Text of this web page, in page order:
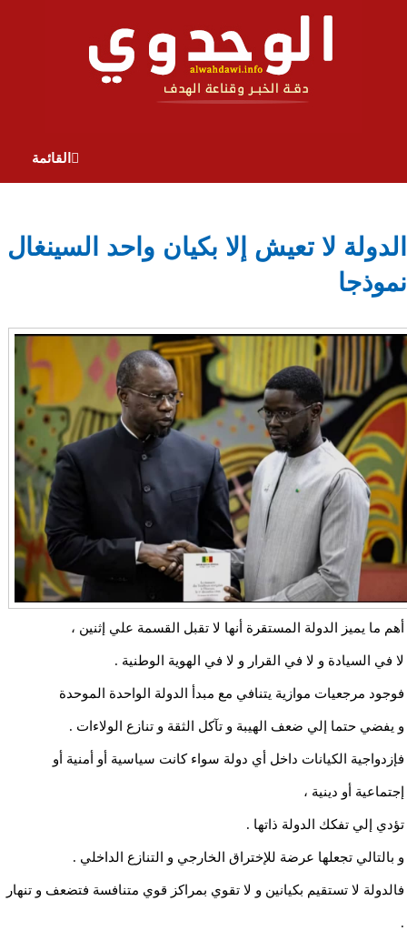
القائمة
الدولة لا تعيش إلا بكيان واحد السينغال
نموذجا
أهم ما يميز الدولة المستقرة أنها لا تقبل القسمة علي إثنين ،
لا في السيادة و لا في القرار و لا في الهوية الوطنية .
فوجود مرجعيات موازية يتنافي مع مبدأ الدولة الواحدة الموحدة
و يفضي حتما إلي ضعف الهيبة و تآكل الثقة و تنازع الولاءات .
فإزدواجية الكيانات داخل أي دولة سواء كانت سياسية أو أمنية أو
إجتماعية أو دينية ،
تؤدي إلي تفكك الدولة ذاتها .
و بالتالي تجعلها عرضة للإختراق الخارجي و التنازع الداخلي .
فالدولة لا تستقيم بكيانين و لا تقوي بمراكز قوي متنافسة فتضعف و تنهار
.